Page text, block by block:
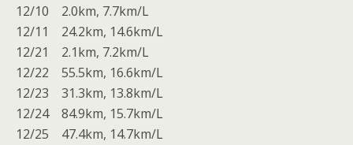
12/10 2.0km, 7.7km/L
12/11 24.2km, 14.6km/L
12/21 2.1km, 7.2km/L
12/22 55.5km, 16.6km/L
12/23 31.3km, 13.8km/L
12/24 84.9km, 15.7km/L
12/25 47.4km, 14.7km/L